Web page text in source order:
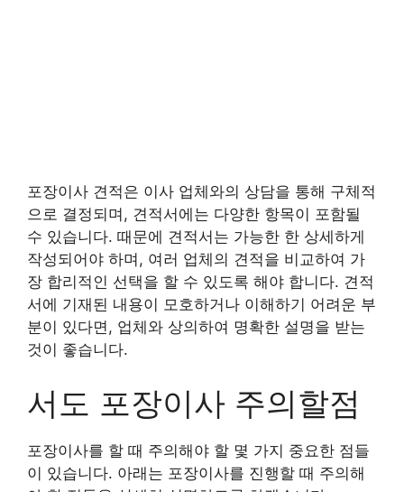
포장이사 견적은 이사 업체와의 상담을 통해 구체적
으로 결정되며, 견적서에는 다양한 항목이 포함될
수 있습니다. 때문에 견적서는 가능한 한 상세하게
작성되어야 하며, 여러 업체의 견적을 비교하여 가
장 합리적인 선택을 할 수 있도록 해야 합니다. 견적
서에 기재된 내용이 모호하거나 이해하기 어려운 부
분이 있다면, 업체와 상의하여 명확한 설명을 받는
것이 좋습니다.
서도 포장이사 주의할점
포장이사를 할 때 주의해야 할 몇 가지 중요한 점들
이 있습니다. 아래는 포장이사를 진행할 때 주의해